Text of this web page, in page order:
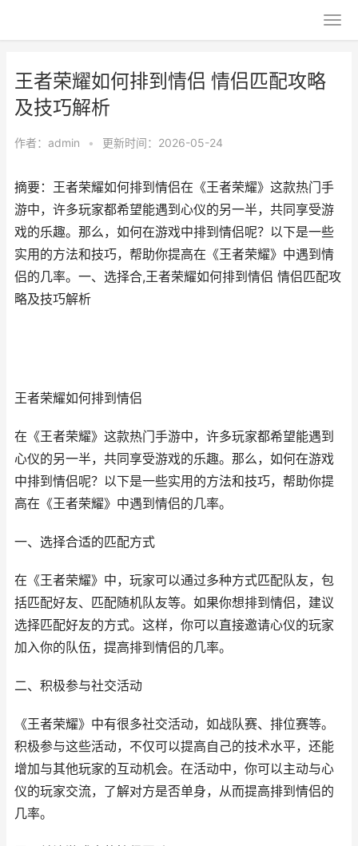
王者荣耀如何排到情侣 情侣匹配攻略
及技巧解析
作者： admin • 更新时间：2026-05-24
摘要：王者荣耀如何排到情侣在《王者荣耀》这款热门手
游中，许多玩家都希望能遇到心仪的另一半，共同享受游
戏的乐趣。那么，如何在游戏中排到情侣呢？以下是一些
实用的方法和技巧，帮助你提高在《王者荣耀》中遇到情
侣的几率。一、选择合,王者荣耀如何排到情侣 情侣匹配攻
略及技巧解析
王者荣耀如何排到情侣
在《王者荣耀》这款热门手游中，许多玩家都希望能遇到
心仪的另一半，共同享受游戏的乐趣。那么，如何在游戏
中排到情侣呢？以下是一些实用的方法和技巧，帮助你提
高在《王者荣耀》中遇到情侣的几率。
一、选择合适的匹配方式
在《王者荣耀》中，玩家可以通过多种方式匹配队友，包
括匹配好友、匹配随机队友等。如果你想排到情侣，建议
选择匹配好友的方式。这样，你可以直接邀请心仪的玩家
加入你的队伍，提高排到情侣的几率。
二、积极参与社交活动
《王者荣耀》中有很多社交活动，如战队赛、排位赛等。
积极参与这些活动，不仅可以提高自己的技术水平，还能
增加与其他玩家的互动机会。在活动中，你可以主动与心
仪的玩家交流，了解对方是否单身，从而提高排到情侣的
几率。